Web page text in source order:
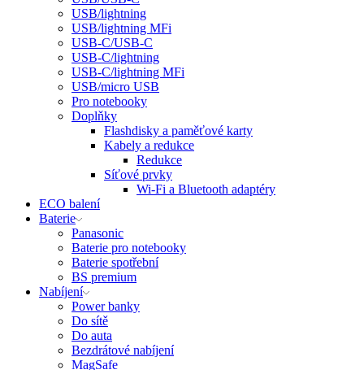
USB/lightning
USB/lightning MFi
USB-C/USB-C
USB-C/lightning
USB-C/lightning MFi
USB/micro USB
Pro notebooky
Doplňky
Flashdisky a paměťové karty
Kabely a redukce
Redukce
Síťové prvky
Wi-Fi a Bluetooth adaptéry
ECO balení
Baterie
Panasonic
Baterie pro notebooky
Baterie spotřební
BS premium
Nabíjení
Power banky
Do sítě
Do auta
Bezdrátové nabíjení
MagSafe